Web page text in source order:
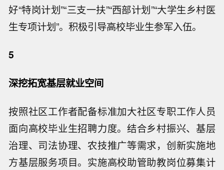
好“特岗计划”“三支一扶”“西部计划”“大学生乡村医
生专项计划”。积极引导高校毕业生参军入伍。
5
深挖拓宽基层就业空间
按照社区工作者配备标准加大社区专职工作人员
面向高校毕业生招聘力度。结合乡村振兴、基层
治理、司法协理、农技推广等需求，创新实施地
方基层服务项目。实施高校助管助教岗位募集计